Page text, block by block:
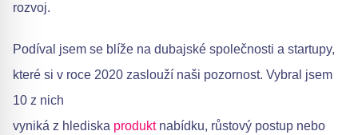
rozvoj.
Podíval jsem se blíže na dubajské společnosti a startupy,
které si v roce 2020 zaslouží naši pozornost. Vybral jsem
10 z nich
vyniká z hlediska produktnabídku, růstový postup nebo